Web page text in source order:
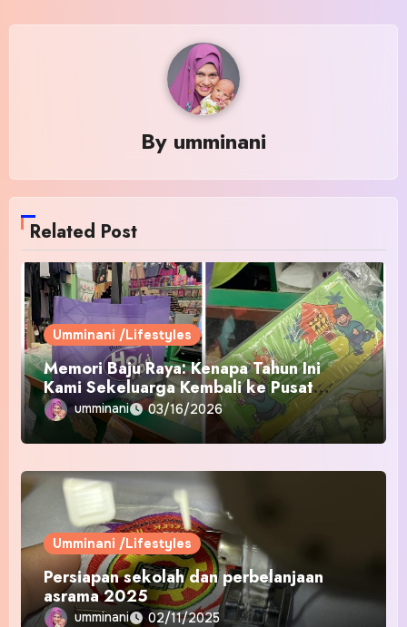
By umminani
Related Post
Umminani /Lifestyles
Memori Baju Raya: Kenapa Tahun Ini
Kami Sekeluarga Kembali ke Pusat
Pakaian Hari-Hari?
umminani 03/16/2026
Umminani /Lifestyles
Persiapan sekolah dan perbelanjaan
asrama 2025
umminani 02/11/2025